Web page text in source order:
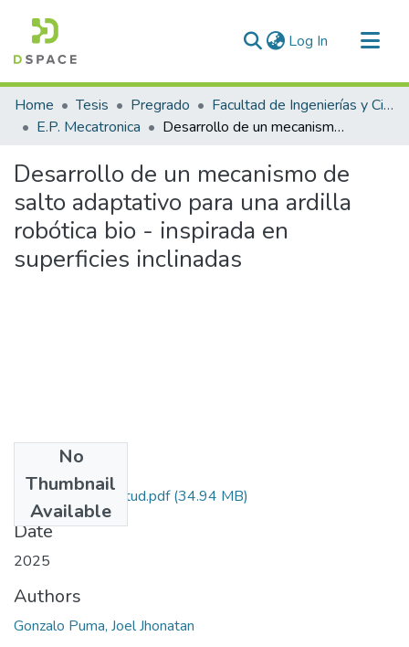
Log In (current)
Communities & Collections
All of DSpace
Home Tesis Pregrado
Facultad de Ingenierías y Ciencias Puras
E.P. Mecatronica
Desarrollo de un mecanismo de salto adaptativo para una ardilla robótica bio - inspirada en superficies inclinadas
Desarrollo de un mecanismo de
salto adaptativo para una ardilla
robótica bio - inspirada en
superficies inclinadas
No
Thumbnail
Available
Grado de Similitud.pdf(34.94 MB)
Date
2025
Authors
Gonzalo Puma, Joel Jhonatan